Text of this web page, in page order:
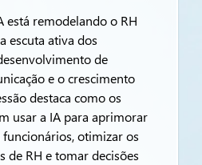
está remodelando o RH
escuta ativa dos
de
e o crescimento
destaca como os
usar a IA para aprimorar
funcionários, otimizar os
de RH e tomar decisões